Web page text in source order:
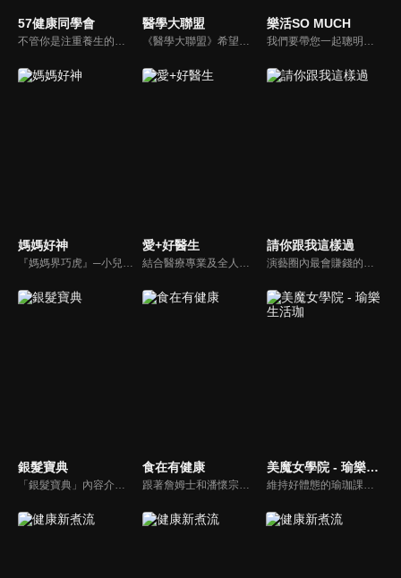
57健康同學會 醫學大聯盟 樂活SO MUCH
媽媽好神
『媽媽界巧虎』─小兒科醫師黃瑽寧，『國民媽媽』─鍾欣凌，兩人領軍擁有十八般武藝的好神媽媽團，為全台媽媽們發聲，所有育兒新知，家庭秘辛，全家大小健康，都會在《媽媽好神》一一解惑！
愛+好醫生
結合醫療專業及全人關懷的新型態節目，主持人黃瑽寧醫師親訪家庭，跨領域醫療顧問團全方位檢視，提供最完整、實用和正確的資訊來守護孩子的健康。
請你跟我這樣過
演藝圈內最會賺錢的侯昌明，以親身經歷教你理財；採訪經歷豐沛的黃文華，把所見所聞通通報你哉。不論是理財知識、兩性問題、生活資訊，完全貼近市井小民的所需所求，保證讓你生活過更好！
銀髮寶典
「銀髮寶典」內容介紹銀髮族相關的醫療知識，讓爺爺奶奶們能了解銀髮族常見的疾病、或是身體常遇到的問題，並邀請專業的醫師上節目解答，詳細深入且淺顯易懂的方式講述給各位爺爺奶奶們。為銀髮族的身體健康預防把關，讓爺爺奶奶能有一個樂活的退休生活。
食在有健康
跟著詹姆士和潘懷宗博士就能輕鬆學料理！只是品嚐美食之餘，身體健康也要懂得把關，每集都會傳授生活健康資訊，破除一般飲食迷思，讓大家吃得美味、活得健康！
美魔女學院 - 瑜樂生活珈
維持好體態的瑜珈課程，有著豐富的瑜珈姿勢，伸展筋骨舒緩全身疲勞，緊緻肌肉線條，不只能雕塑美美的身材也能夠讓身心靈都暢快健康，跟上我們的腳步一起踏上瑜樂生活珈，輕鬆好上手，快樂享瘦！